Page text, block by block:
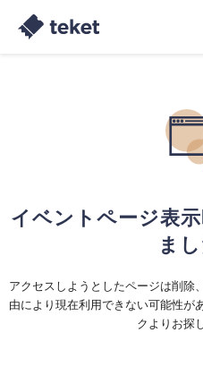
イベントページ表
まし
アクセスしようとしたページは削除
由により現在利用できない可能性が
クよりお探